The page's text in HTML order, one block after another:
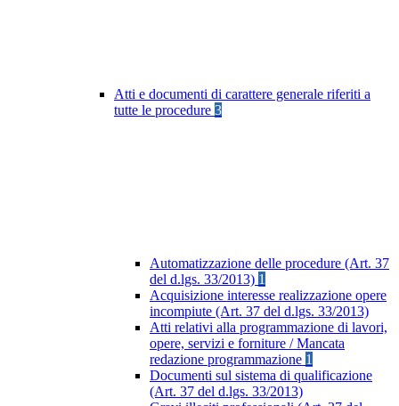
Atti e documenti di carattere generale riferiti a
tutte le procedure 3
Automatizzazione delle procedure (Art. 37
del d.lgs. 33/2013) 1
Acquisizione interesse realizzazione opere
incompiute (Art. 37 del d.lgs. 33/2013)
Atti relativi alla programmazione di lavori,
opere, servizi e forniture / Mancata
redazione programmazione 1
Documenti sul sistema di qualificazione
(Art. 37 del d.lgs. 33/2013)